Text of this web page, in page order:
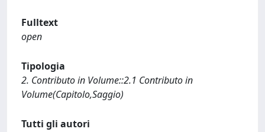
Fulltext
open
Tipologia
2. Contributo in Volume::2.1 Contributo in
Volume(Capitolo,Saggio)
Tutti gli autori